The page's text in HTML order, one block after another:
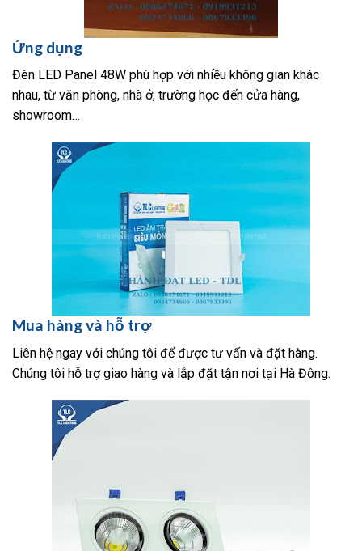
Ứng dụng
Đèn LED Panel 48W phù hợp với nhiều không gian khác
nhau, từ văn phòng, nhà ở, trường học đến cửa hàng,
showroom…
Mua hàng và hỗ trợ
Liên hệ ngay với chúng tôi để được tư vấn và đặt hàng.
Chúng tôi hỗ trợ giao hàng và lắp đặt tận nơi tại Hà Đông.